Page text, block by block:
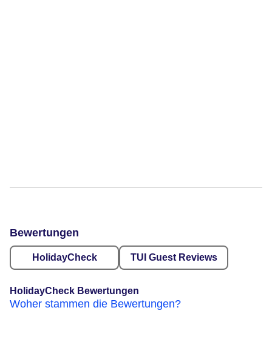
Bewertungen
HolidayCheck TUI Guest Reviews
HolidayCheck Bewertungen
Woher stammen die Bewertungen?